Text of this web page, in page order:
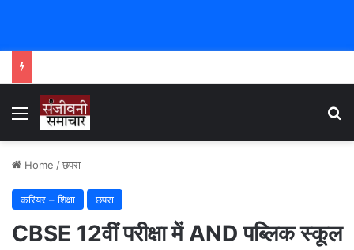
Menu
Home /छपरा
करियर – शिक्षा छपरा
CBSE 12वीं परीक्षा में AND पब्लिक स्कूल